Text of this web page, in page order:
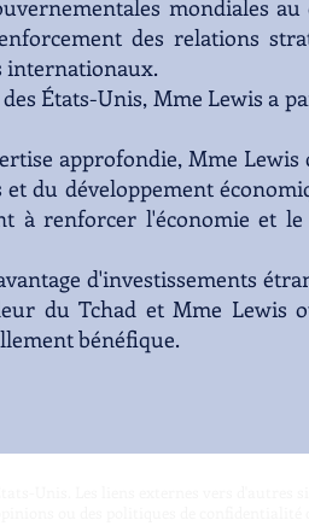
mondiales
des relations
internationaux.
États-Unis, Mme Lewis a
approfondie, Mme
du développement
à renforcer l'économie et
d'investissements
du Tchad et Mme Lewis
bénéfique.